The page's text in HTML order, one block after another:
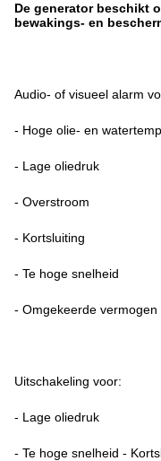
De generator beschikt
bewakings- en
Audio- of visueel alarm
- Hoge olie- en
- Lage oliedruk
- Overstroom
- Kortsluiting
- Te hoge snelheid
- Omgekeerde vermogen
Uitschakeling voor:
- Lage oliedruk
- Te hoge snelheid -